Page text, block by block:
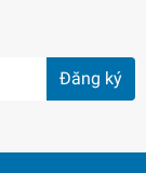
Đăng ký